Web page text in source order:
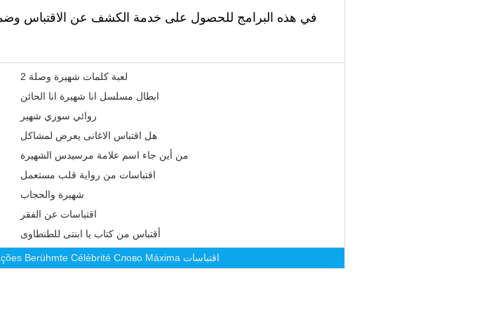
في هذه البرامج للحصول على خدمة الكشف عن الاقتباس
لعبة كلمات شهيرة وصلة 2
ابطال مسلسل انا شهيرة انا الحائن
روائي سوري شهير
هل اقتباس الاغانى يعرض لمشاكل
من أين جاء اسم علامة مرسيدس الشهيرة
اقتباسات من رواية قلب مستعمل
شهيرة والحجاب
اقتباسات عن الفقر
أقتباس من كتاب يا ابنتى للطنطاوى
Berühmte Célébrité Слово Máxima اقتباسات